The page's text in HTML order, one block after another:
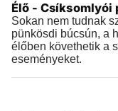
2026.05.23 |11:47
Élő - Csíksomlyói
Sokan nem tudnak
pünkösdi búcsún, a
élőben követhetik a
eseményeket.